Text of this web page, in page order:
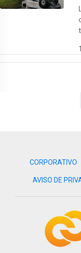
CORPORATIVO
AVISO DE